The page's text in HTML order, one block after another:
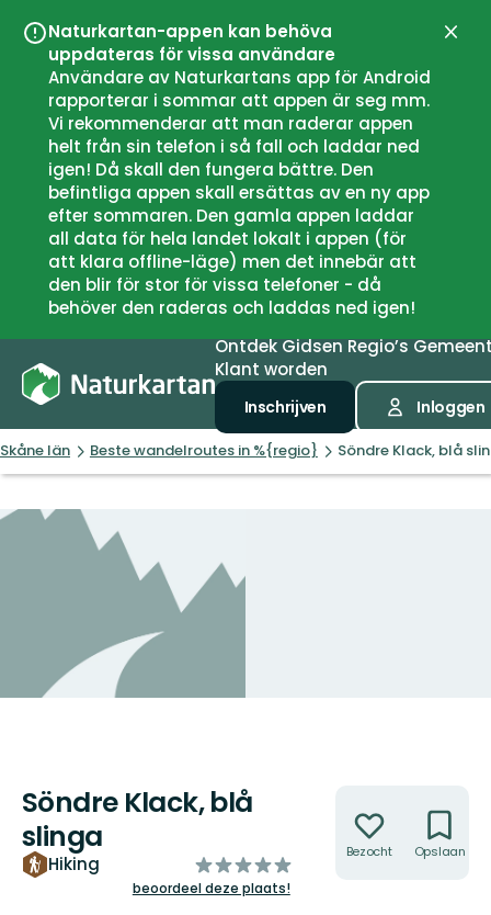
Naturkartan-appen kan behöva
uppdateras för vissa användare
Användare av Naturkartans app för Android
rapporterar i sommar att appen är seg mm.
Vi rekommenderar att man raderar appen
helt från sin telefon i så fall och laddar ned
igen! Då skall den fungera bättre. Den
befintliga appen skall ersättas av en ny app
efter sommaren. Den gamla appen laddar
all data för hela landet lokalt i appen (för
att klara offline-läge) men det innebär att
den blir för stor för vissa telefoner - då
behöver den raderas och laddas ned igen!
OntdekGidsenRegio’s
Klant worden
Inschrijven Inloggen
Skåne län Beste wandelroutes in %{regio} Söndre Klack, blå
Söndre Klack, blå
slinga
Hiking
van
5
beoordeel deze plaats!
Bezocht Opslaan